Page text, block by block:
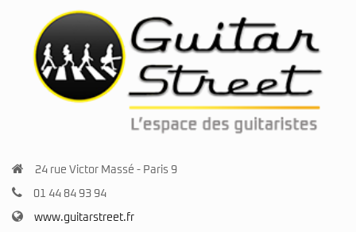
24 rue Victor Massé - Paris 9
01 44 84 93 94
www.guitarstreet.fr